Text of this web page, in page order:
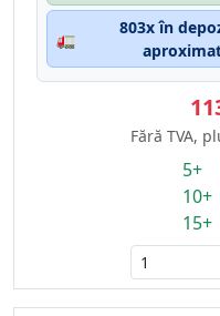
🚛
803x în
Fără TVA,
5+
10+
15+